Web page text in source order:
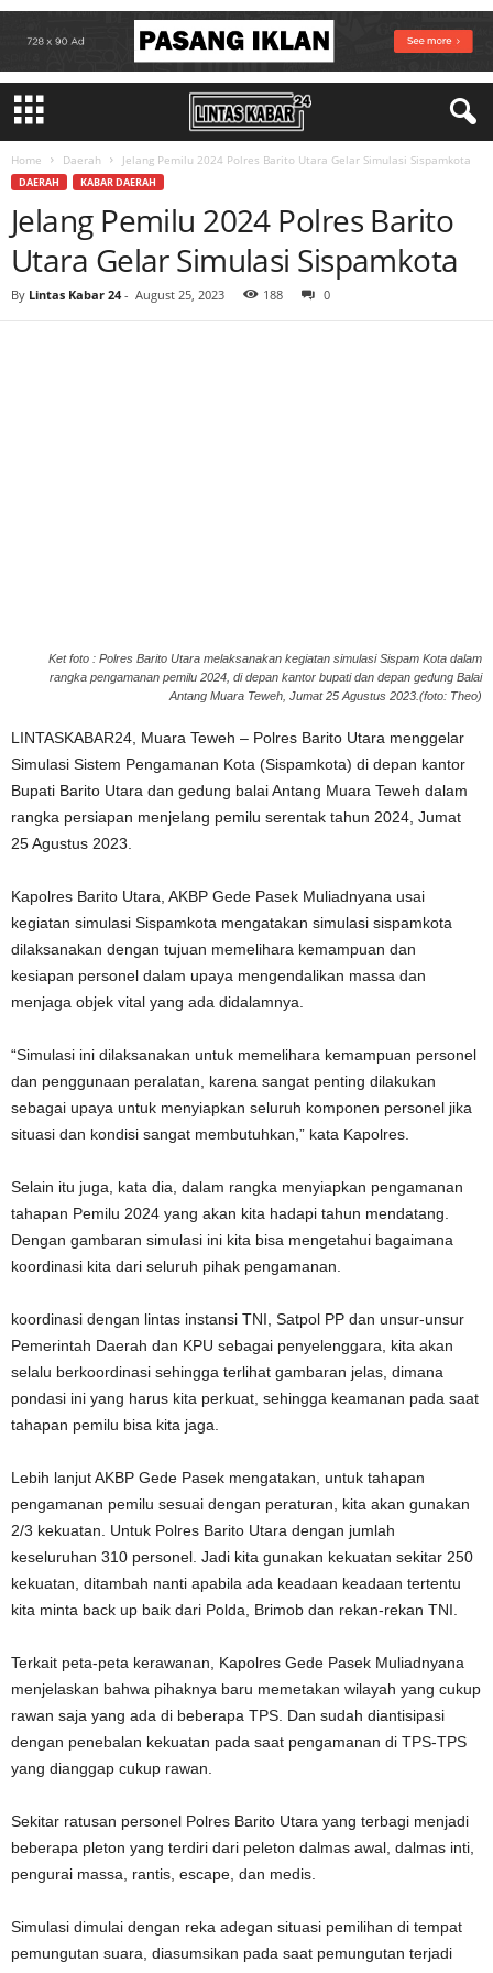
Home Daerah Jelang Pemilu 2024 Polres Barito Utara Gelar Simulasi Sispamkota
DAERAH KABAR DAERAH
Jelang Pemilu 2024 Polres Barito
Utara Gelar Simulasi Sispamkota
By Lintas Kabar 24- August 25, 2023 188 0
Ket foto : Polres Barito Utara melaksanakan kegiatan simulasi Sispam Kota dalam
rangka pengamanan pemilu 2024, di depan kantor bupati dan depan gedung Balai
Antang Muara Teweh, Jumat 25 Agustus 2023.(foto: Theo)
LINTASKABAR24, Muara Teweh – Polres Barito Utara menggelar
Simulasi Sistem Pengamanan Kota (Sispamkota) di depan kantor
Bupati Barito Utara dan gedung balai Antang Muara Teweh dalam
rangka persiapan menjelang pemilu serentak tahun 2024, Jumat
25 Agustus 2023.
Kapolres Barito Utara, AKBP Gede Pasek Muliadnyana usai
kegiatan simulasi Sispamkota mengatakan simulasi sispamkota
dilaksanakan dengan tujuan memelihara kemampuan dan
kesiapan personel dalam upaya mengendalikan massa dan
menjaga objek vital yang ada didalamnya.
“Simulasi ini dilaksanakan untuk memelihara kemampuan personel
dan penggunaan peralatan, karena sangat penting dilakukan
sebagai upaya untuk menyiapkan seluruh komponen personel jika
situasi dan kondisi sangat membutuhkan,” kata Kapolres.
Selain itu juga, kata dia, dalam rangka menyiapkan pengamanan
tahapan Pemilu 2024 yang akan kita hadapi tahun mendatang.
Dengan gambaran simulasi ini kita bisa mengetahui bagaimana
koordinasi kita dari seluruh pihak pengamanan.
koordinasi dengan lintas instansi TNI, Satpol PP dan unsur-unsur
Pemerintah Daerah dan KPU sebagai penyelenggara, kita akan
selalu berkoordinasi sehingga terlihat gambaran jelas, dimana
pondasi ini yang harus kita perkuat, sehingga keamanan pada saat
tahapan pemilu bisa kita jaga.
Lebih lanjut AKBP Gede Pasek mengatakan, untuk tahapan
pengamanan pemilu sesuai dengan peraturan, kita akan gunakan
2/3 kekuatan. Untuk Polres Barito Utara dengan jumlah
keseluruhan 310 personel. Jadi kita gunakan kekuatan sekitar 250
kekuatan, ditambah nanti apabila ada keadaan keadaan tertentu
kita minta back up baik dari Polda, Brimob dan rekan-rekan TNI.
Terkait peta-peta kerawanan, Kapolres Gede Pasek Muliadnyana
menjelaskan bahwa pihaknya baru memetakan wilayah yang cukup
rawan saja yang ada di beberapa TPS. Dan sudah diantisipasi
dengan penebalan kekuatan pada saat pengamanan di TPS-TPS
yang dianggap cukup rawan.
Sekitar ratusan personel Polres Barito Utara yang terbagi menjadi
beberapa pleton yang terdiri dari peleton dalmas awal, dalmas inti,
pengurai massa, rantis, escape, dan medis.
Simulasi dimulai dengan reka adegan situasi pemilihan di tempat
pemungutan suara, diasumsikan pada saat pemungutan terjadi